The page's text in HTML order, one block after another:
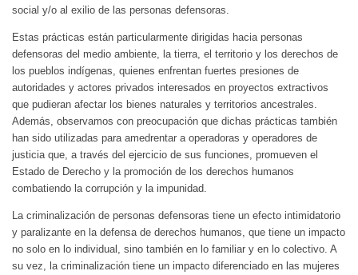
social y/o al exilio de las personas defensoras.
Estas prácticas están particularmente dirigidas hacia personas
defensoras del medio ambiente, la tierra, el territorio y los derechos de
los pueblos indígenas, quienes enfrentan fuertes presiones de
autoridades y actores privados interesados en proyectos extractivos
que pudieran afectar los bienes naturales y territorios ancestrales.
Además, observamos con preocupación que dichas prácticas también
han sido utilizadas para amedrentar a operadoras y operadores de
justicia que, a través del ejercicio de sus funciones, promueven el
Estado de Derecho y la promoción de los derechos humanos
combatiendo la corrupción y la impunidad.
La criminalización de personas defensoras tiene un efecto intimidatorio
y paralizante en la defensa de derechos humanos, que tiene un impacto
no solo en lo individual, sino también en lo familiar y en lo colectivo. A
su vez, la criminalización tiene un impacto diferenciado en las mujeres